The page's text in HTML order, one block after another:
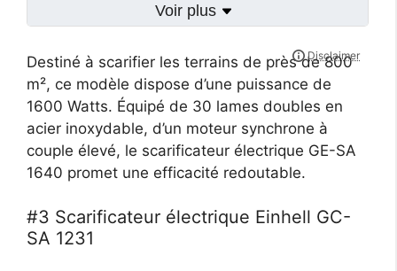
Voir plus
Destiné à scarifier les terrains de près de 800
m², ce modèle dispose d’une puissance de
1600 Watts. Équipé de 30 lames doubles en
acier inoxydable, d’un moteur synchrone à
couple élevé, le scarificateur électrique GE-SA
1640 promet une efficacité redoutable.
#3 Scarificateur électrique Einhell GC-
SA 1231